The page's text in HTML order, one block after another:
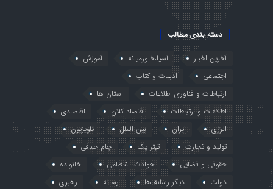
دسته بندی مطالب
آخرین اخبار آسیا،خاورمیانه
آموزش
اجتماعی
ادبیات و کتاب
ارتباطات و فناوری اطلاعات
استان ها
اطلاعات و ارتباطات
اقتصاد کلان
اقتصادی
انرژی
ایران بین الملل
تلویزیون
تولید و تجارت
تیتر یک
جام حذفی
حقوقی و قضایی
حوادث، انتظامی
خانواده
دولت
دیگر رسانه ها رسانه
رهبری